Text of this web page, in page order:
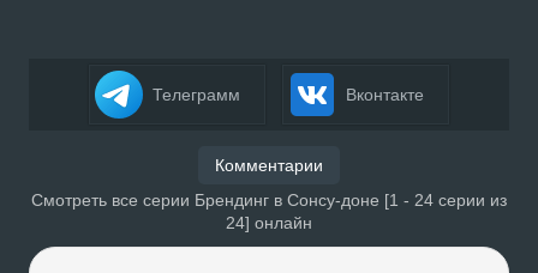
Телеграмм Вконтакте
Комментарии
Смотреть все серии Брендинг в Сонсу-доне [1 - 24 серии из
24] онлайн